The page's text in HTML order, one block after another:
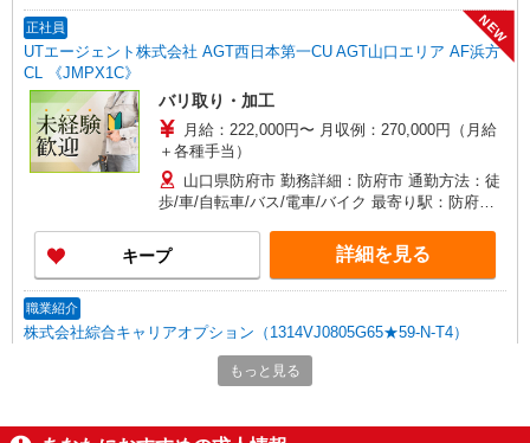
正社員
UTエージェント株式会社 AGT西日本第一CU AGT山口エリア AF浜方
CL 《JMPX1C》
NEW
バリ取り・加工
月給：222,000円〜 月収例：270,000円（月給
＋各種手当）
山口県防府市 勤務詳細：防府市 通勤方法：徒
歩/車/自転車/バス/電車/バイク 最寄り駅：防府駅
キープ 詳細を見る
職業紹介
株式会社綜合キャリアオプション（1314VJ0805G65★59-N-T4）
(紹)最新車の組立&加工
日給9,970円〜12,463円 ※経験・能力による
※7ヵ月〜1年:10360円、1年1ヵ月〜2年:10960
もっと見る